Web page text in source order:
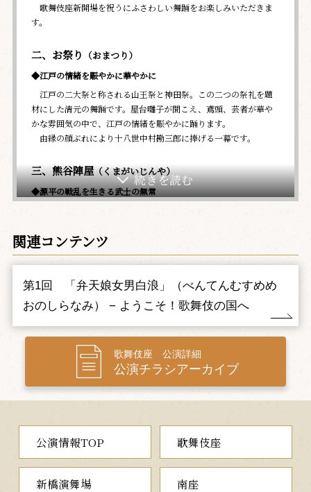
歌舞伎座新開場を祝うにふさわしい舞踊をお楽しみいただきま
す。
二、お祭り （おまつり）
◆江戸の情緒を賑やかに華やかに
江戸の二大祭と称される山王祭と神田祭。この二つの祭礼を題
材にした清元の舞踊です。屋台囃子が聞こえ、鳶頭、芸者が華や
かな雰囲気の中で、江戸の情緒を賑やかに踊ります。
由縁の顔ぶれにより十八世中村勘三郎に捧げる一幕です。
三、熊谷陣屋（くまがいじんや）
◆源平の戦乱を生きる武士の無常
語って聞かせます。そこへ源義経が敦盛の首実検にやって来ます。
熊谷が敦盛の首を差し出すと、そこにあったのは小次郎の首。源
義経の意を汲んだ熊谷は、後白河法皇の落胤である敦盛を救おう
と我が子小次郎を身替りにしたのでした。首実検を終えた義経
は、石屋の弥陀六が平家の武将弥兵衛宗清であると見抜き、救っ
た敦盛を託します。そして義経の前に進み出た熊谷が兜を脱ぐ
と…。
しみいただきます。
第二部
一、弁天娘女男白浪 （べんてんむすめめおのしらなみ）
◆「知らざぁ言って聞かせやしょう」でおなじみの黙阿弥の名作
浜松屋に美しい武家の娘と供侍が婚礼の品を選びにやって来ま
関連コンテンツ
第1回 「弁天娘女男白浪」（べんてんむすめめ
おのしらなみ） − ようこそ！歌舞伎の国へ
歌舞伎座 公演詳細
公演チラシアーカイブ
公演情報TOP 歌舞伎座
新橋演舞場 南座